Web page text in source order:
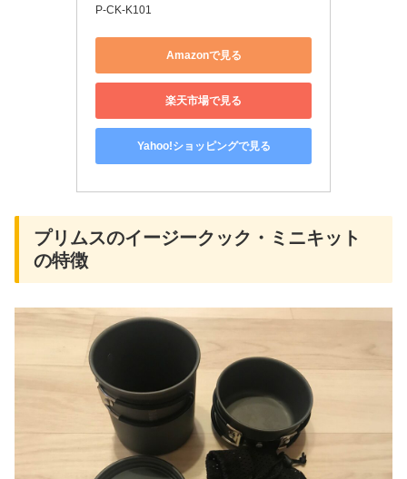
P-CK-K101
Amazonで見る
楽天市場で見る
Yahoo!ショッピングで見る
プリムスのイージークック・ミニキット
の特徴